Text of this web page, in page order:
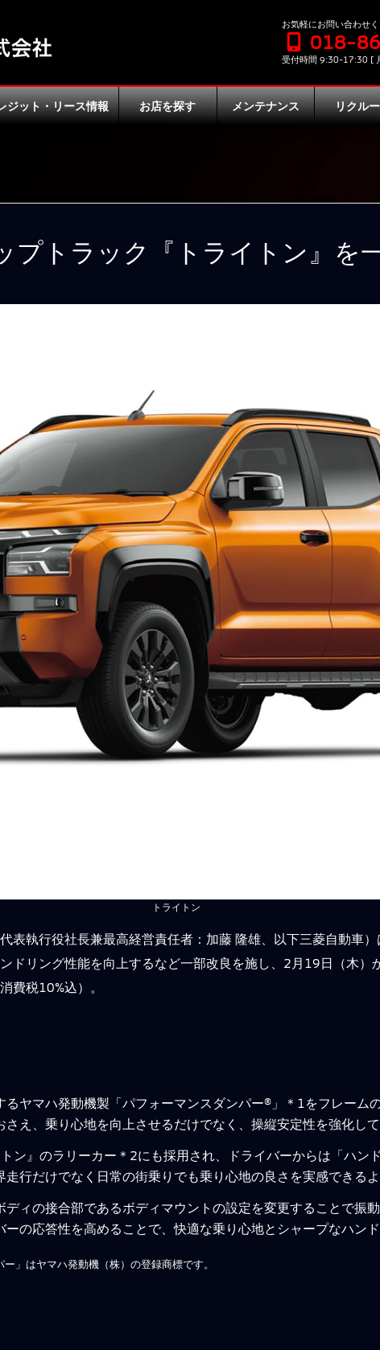
お気軽にお問い合わせく
018-
受付時間 9:30-17:30 [
ジット・リース情報 お店を探す メンテナンス リクル
プトラック『トライトン』を
トライトン
表執行役社長兼最高経営責任者：加藤 隆雄、以下三菱自動車
ドリング性能を向上するなど一部改良を施し、2月19日（木）
費税10%込）。
ヤマハ発動機製「パフォーマンスダンパー®」＊1をフレーム
え、乗り心地を向上させるだけでなく、操縦安定性を強化して
ン』のラリーカー＊2にも採用され、ドライバーからは「ハン
行だけでなく日常の街乗りでも乗り心地の良さを実感できる
ィの接合部であるボディマウントの設定を変更することで振
の応答性を高めることで、快適な乗り心地とシャープなハン
」はヤマハ発動機（株）の登録商標です。